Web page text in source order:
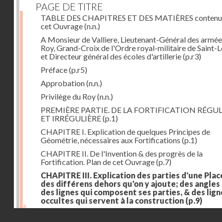
PAGE DE TITRE
TABLE DES CHAPITRES ET DES MATIÈRES
cet Ouvrage(n.n.)
A Monsieur de Valliere, Lieutenant-Général des
Roy, Grand-Croix de l'Ordre royal-militaire de Saint-
et Directeur général des écoles d'artillerie(p.r3)
Préface(p.r5)
Approbation(n.n.)
Privilège du Roy(n.n.)
PREMIÈRE PARTIE. DE LA FORTIFICATION
ET IRRÉGULIÈRE(p.1)
CHAPITRE I. Explication de quelques Principes de
Géométrie, nécessaires aux Fortifications (p.1)
CHAPITRE II. De l'Invention & des progrès de la
Fortification. Plan de cet Ouvrage(p.7)
CHAPITRE III. Explication des parties d'une
des différens dehors qu'on y ajoute; des angles
des lignes qui composent ses parties, & des
occultes qui servent à la construction (p.9)
Des lignes & des angles qui composent les parties